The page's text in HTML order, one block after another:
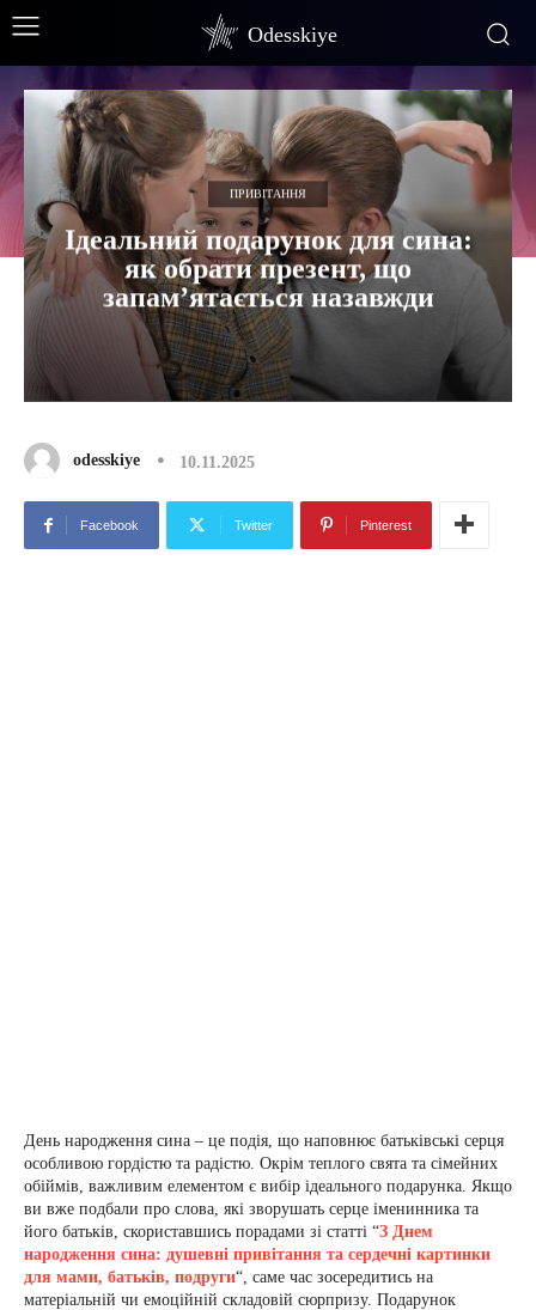
Odesskiye
ПРИВІТАННЯ
Ідеальний подарунок для сина:
як обрати презент, що
запам’ятається назавжди
odesskiye 10.11.2025
Facebook Twitter Pinterest
День народження сина – це подія, що наповнює батьківські серця
особливою гордістю та радістю. Окрім теплого свята та сімейних
обіймів, важливим елементом є вибір ідеального подарунка. Якщо
ви вже подбали про слова, які зворушать серце іменинника та
його батьків, скориставшись порадами зі статті “З Днем
народження сина: душевні привітання та сердечні картинки
для мами, батьків, подруги“, саме час зосередитись на
матеріальній чи емоційній складовій сюрпризу. Подарунок